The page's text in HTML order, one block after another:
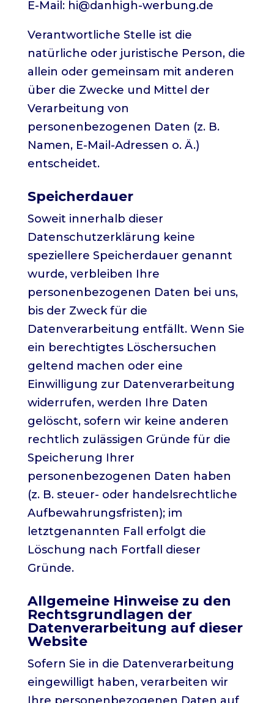
E-Mail: hi@danhigh-werbung.de
Verantwortliche Stelle ist die
natürliche oder juristische Person, die
allein oder gemeinsam mit anderen
über die Zwecke und Mittel der
Verarbeitung von
personenbezogenen Daten (z. B.
Namen, E-Mail-Adressen o. Ä.)
entscheidet.
Speicherdauer
Soweit innerhalb dieser
Datenschutzerklärung keine
speziellere Speicherdauer genannt
wurde, verbleiben Ihre
personenbezogenen Daten bei uns,
bis der Zweck für die
Datenverarbeitung entfällt. Wenn Sie
ein berechtigtes Löschersuchen
geltend machen oder eine
Einwilligung zur Datenverarbeitung
widerrufen, werden Ihre Daten
gelöscht, sofern wir keine anderen
rechtlich zulässigen Gründe für die
Speicherung Ihrer
personenbezogenen Daten haben
(z. B. steuer- oder handelsrechtliche
Aufbewahrungsfristen); im
letztgenannten Fall erfolgt die
Löschung nach Fortfall dieser
Gründe.
Allgemeine Hinweise zu den
Rechtsgrundlagen der
Datenverarbeitung auf dieser
Website
Sofern Sie in die Datenverarbeitung
eingewilligt haben, verarbeiten wir